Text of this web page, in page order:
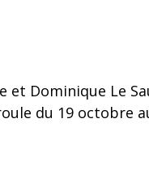
Dominique Le
du 19 octobre